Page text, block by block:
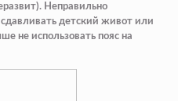
Неправильно
детский живот или
не использовать пояс на